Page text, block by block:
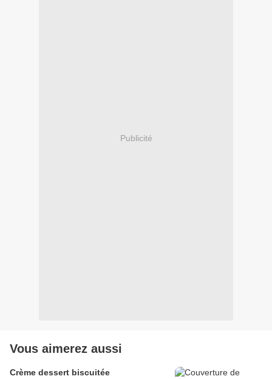
Publicité
Vous aimerez aussi
Crème dessert biscuitée